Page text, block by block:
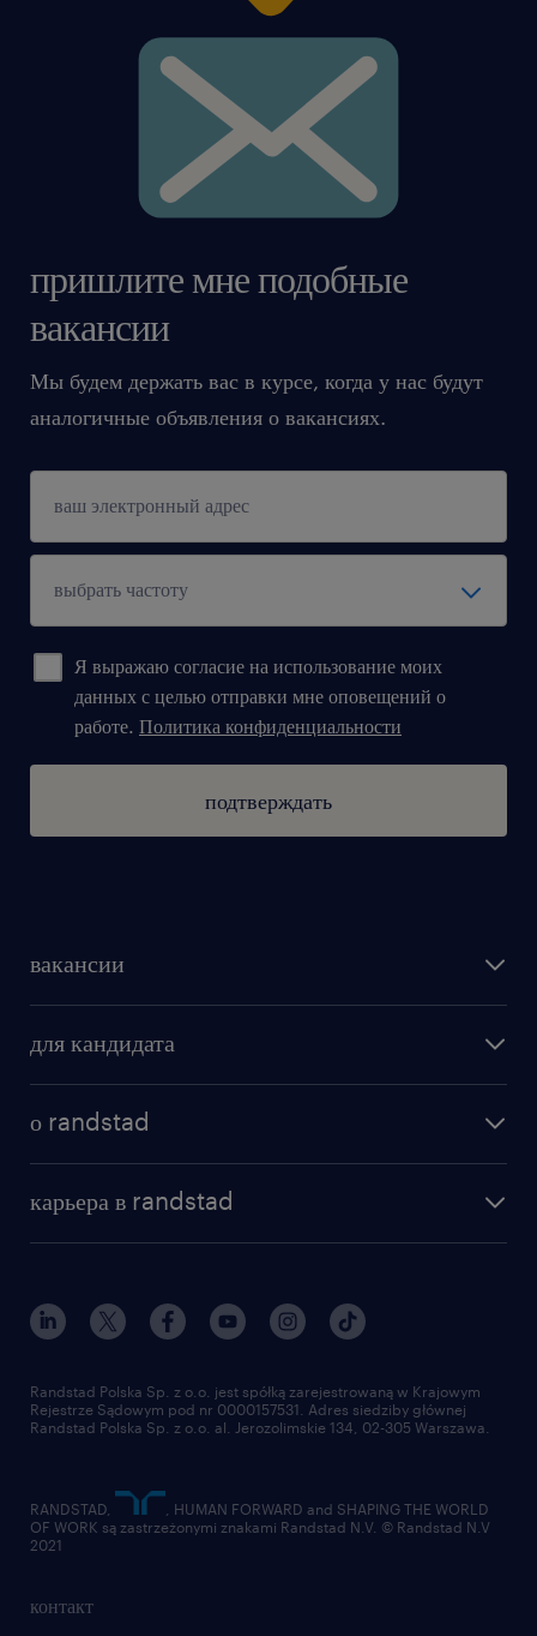
пришлите мне подобные
вакансии
Мы будем держать вас в курсе, когда у нас будут
аналогичные объявления о вакансиях.
Я выражаю согласие на использование моих
данных с целью отправки мне оповещений о
работе. Политика конфиденциальности
подтверждать
вакансии
бонусы для работников
для кандидата
о randstad
институт исследований randstad
для медиа
для поставщиков
карьера в randstad
наш мир
работа в randstad
отправить резюме
контакт
Randstad Polska Sp. z o.o. jest spółką zarejestrowaną w Krajowym
Rejestrze Sądowym pod nr 0000157531. Adres siedziby głównej
Randstad Polska Sp. z o.o. al. Jerozolimskie 134, 02-305 Warszawa.
RANDSTAD,
, HUMAN FORWARD and SHAPING THE WORLD
OF WORK są zastrzeżonymi znakami Randstad N.V. © Randstad N.V
2021